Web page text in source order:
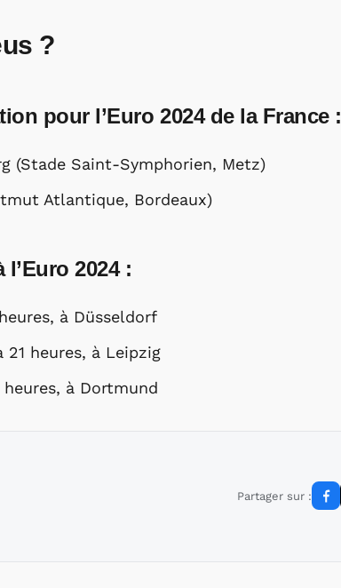
?
pour l’Euro 2024 de la France :
(Stade Saint-Symphorien, Metz)
Atlantique, Bordeaux)
2024 :
à Düsseldorf
21 heures, à Leipzig
à Dortmund
Partager sur :